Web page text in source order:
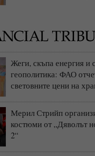
Жеги, скъпа енергия и
геополитика: ФАО
световните цени на
Мерил Стрийп
костюми от „Дяволът
2“